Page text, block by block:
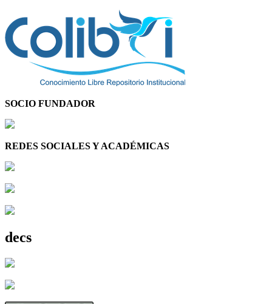
SOCIO FUNDADOR
REDES SOCIALES Y ACADÉMICAS
decs